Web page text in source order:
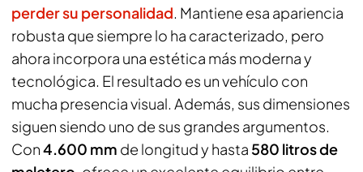
perder su personalidad. Mantiene esa apariencia
robusta que siempre lo ha caracterizado, pero
ahora incorpora una estética más moderna y
tecnológica. El resultado es un vehículo con
mucha presencia visual. Además, sus dimensiones
siguen siendo uno de sus grandes argumentos.
Con4.600 mm de longitud y hasta 580 litros de